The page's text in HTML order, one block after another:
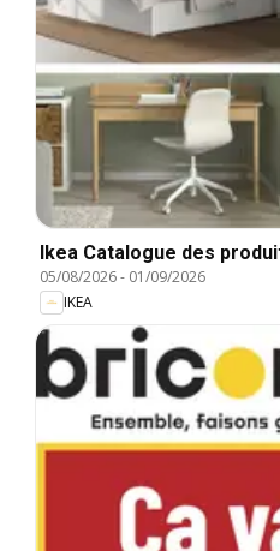
Ikea Catalogue des
05/08/2026- 01/09/2026
IKEA